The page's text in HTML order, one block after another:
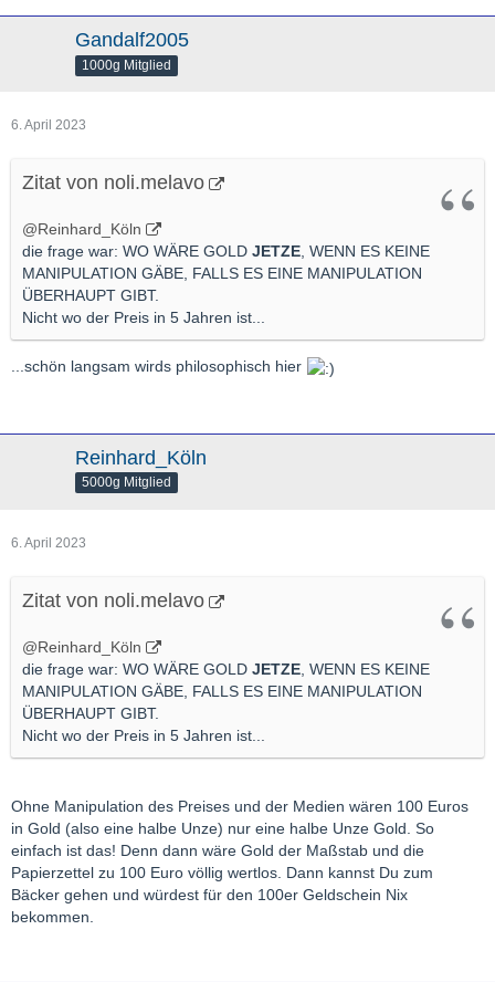
Gandalf2005
1000g Mitglied
6. April 2023
Zitat von noli.melavo
@Reinhard_Köln
die frage war: WO WÄRE GOLD JETZE, WENN ES KEINE
MANIPULATION GÄBE, FALLS ES EINE MANIPULATION
ÜBERHAUPT GIBT.
Nicht wo der Preis in 5 Jahren ist...
...schön langsam wirds philosophisch hier
Reinhard_Köln
5000g Mitglied
6. April 2023
Zitat von noli.melavo
@Reinhard_Köln
die frage war: WO WÄRE GOLD JETZE , WENN ES KEINE
MANIPULATION GÄBE, FALLS ES EINE MANIPULATION
ÜBERHAUPT GIBT.
Nicht wo der Preis in 5 Jahren ist...
Ohne Manipulation des Preises und der Medien wären 100 Euros
in Gold (also eine halbe Unze) nur eine halbe Unze Gold. So
einfach ist das! Denn dann wäre Gold der Maßstab und die
Papierzettel zu 100 Euro völlig wertlos. Dann kannst Du zum
Bäcker gehen und würdest für den 100er Geldschein Nix
bekommen.